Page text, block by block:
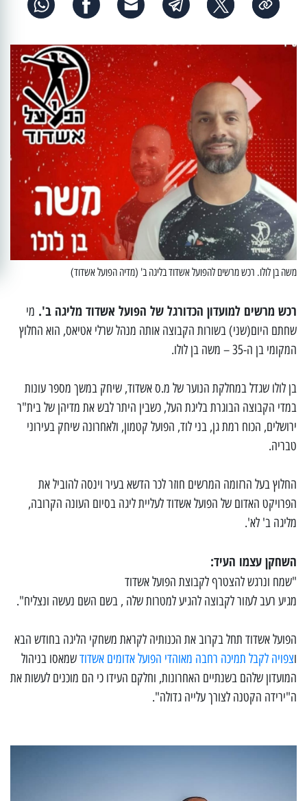
משה בן לולו. רכש מרשים להפועל אשדוד בליגה ב' (מדיה הפועל אשדוד)
רכש מרשים למועדון הכדורגל של הפועל אשדוד מליגה ב'. מי
שחתם היום(שני) בשורות הקבוצה אותה מנהל שרלי אטיאס, הוא החלוץ
המקומי בן ה-35 – משה בן לולו.
בן לולו שגדל במחלקת הנוער של מ.ס אשדוד, שיחק במשך מספר עונות
במדי הקבוצה הבוגרת בליגת העל, כשבין היתר לבש את מדיהן של בית"ר
ירושלים, הכוח רמת גן, בני לוד, הפועל קטמון, ולאחרונה שיחק בעירוני
טבריה.
החלוץ בעל הרזומה המרשים חוזר לכר הדשא בעיר וינסה להוביל את
הפרויקט האדום של הפועל אשדוד לעליית ליגה בסיום העונה הקרובה,
מליגה ב' לא'.
השחקן עצמו העיד:
"שמח ונרגש להצטרף לקבוצת הפועל אשדוד
מגיע רעב לעזור לקבוצה להגיע למטרות שלה , בשם השם נעשה ונצליח".
הפועל אשדוד תחל בקרוב את הכנותיה לקראת משחקי הליגה בחודש הבא
וצפויה לקבל תמיכה רחבה מאוהדי הפועל אדומים אשדודשמאסו בניהול
המועדון שלהם בשנתיים האחרונות, וחלקם העידו כי הם מוכנים לעשות את
ה"ירידה הקטנה לצורך עלייה גדולה".